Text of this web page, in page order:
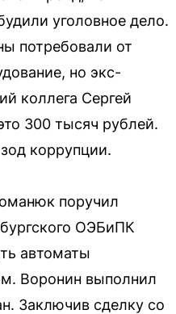
уголовное дело.
потребовали от
но экс-
коллега Сергей
300 тысяч рублей.
коррупции.
поручил
ОЭБиПК
автоматы
Воронин выполнил
Заключив сделку со